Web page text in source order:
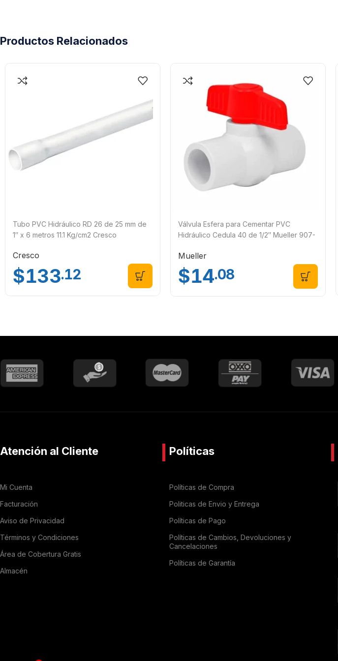
Productos Relacionados
Tubo PVC Hidráulico RD 26 de 25 mm de
1″ x 6 metros 11.1 Kg/cm2 Cresco
Cresco
$133.12
Válvula Esfera para Cementar PVC
Hidráulico Cedula 40 de 1/2″ Mueller 907-
Mueller
$14.08
Atención al Cliente
Mi Cuenta
Facturación
Aviso de Privacidad
Términos y Condiciones
Área de Cobertura Gratis
Almacén
Políticas
Políticas de Compra
Politicas de Envio y Entrega
Políticas de Pago
Políticas de Cambios, Devoluciones y
Cancelaciones
Políticas de Garantía